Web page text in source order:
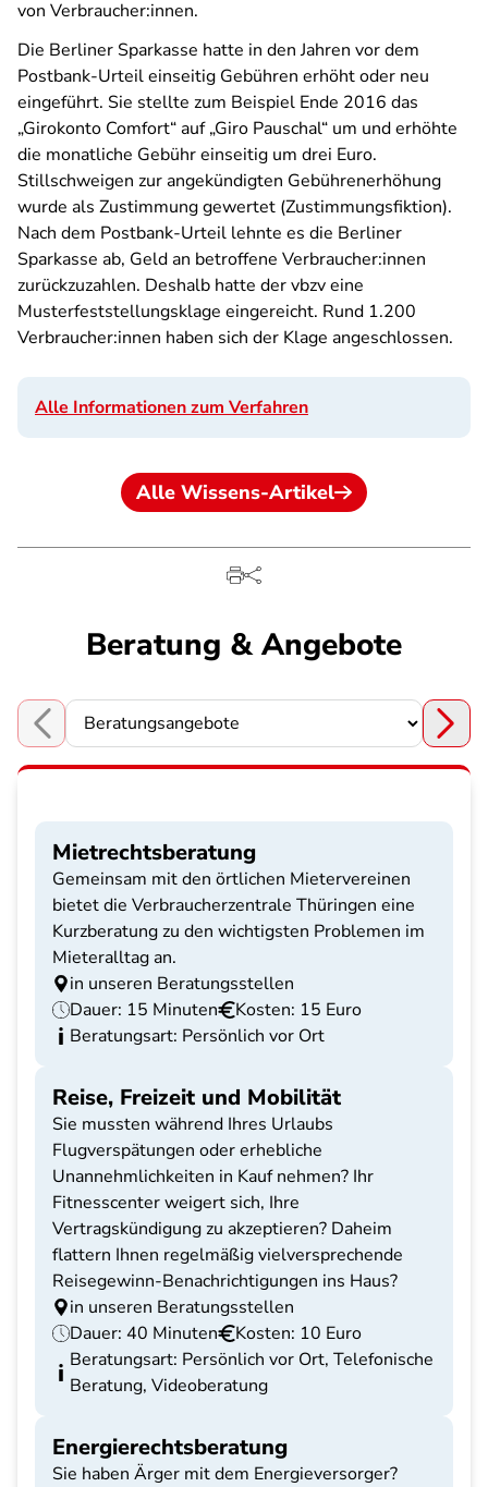
von Verbraucher:innen.
Die Berliner Sparkasse hatte in den Jahren vor dem
Postbank-Urteil einseitig Gebühren erhöht oder neu
eingeführt. Sie stellte zum Beispiel Ende 2016 das
„Girokonto Comfort“ auf „Giro Pauschal“ um und erhöhte
die monatliche Gebühr einseitig um drei Euro.
Stillschweigen zur angekündigten Gebührenerhöhung
wurde als Zustimmung gewertet (Zustimmungsfiktion).
Nach dem Postbank-Urteil lehnte es die Berliner
Sparkasse ab, Geld an betroffene Verbraucher:innen
zurückzuzahlen. Deshalb hatte der vbzv eine
Musterfeststellungsklage eingereicht. Rund 1.200
Verbraucher:innen haben sich der Klage angeschlossen.
Alle Informationen zum Verfahren
Alle Wissens-Artikel
Beratung & Angebote
Choose a section
Mietrechtsberatung
Gemeinsam mit den örtlichen Mietervereinen
bietet die Verbraucherzentrale Thüringen eine
Kurzberatung zu den wichtigsten Problemen im
Mieteralltag an.
in unseren Beratungsstellen
Dauer: 15 Minuten
Kosten: 15 Euro
Beratungsart: Persönlich vor Ort
Reise, Freizeit und Mobilität
Sie mussten während Ihres Urlaubs
Flugverspätungen oder erhebliche
Unannehmlichkeiten in Kauf nehmen? Ihr
Fitnesscenter weigert sich, Ihre
Vertragskündigung zu akzeptieren? Daheim
flattern Ihnen regelmäßig vielversprechende
Reisegewinn-Benachrichtigungen ins Haus?
in unseren Beratungsstellen
Dauer: 40 Minuten
Kosten: 10 Euro
Beratungsart: Persönlich vor Ort, Telefonische
Beratung, Videoberatung
Energierechtsberatung
Sie haben Ärger mit dem Energieversorger?